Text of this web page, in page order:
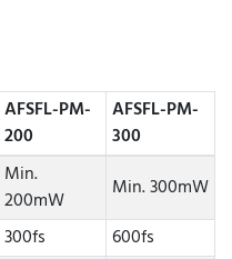
AFSFL-PM-
200
AFSFL-PM-
300
Min.
200mW
Min. 300mW
300fs
600fs